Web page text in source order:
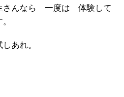
さんなら 一度は 体験して
あれ。